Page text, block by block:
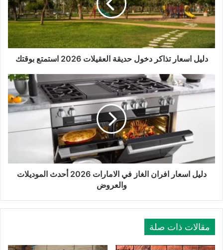
دليل اسعار تذاكر دخول حديقة العقيلات 2026 استمتع بوقتك
دليل اسعار افران الغاز في الامارات 2026 أحدث الموديلات
والعروض
مقالات ذات صلة